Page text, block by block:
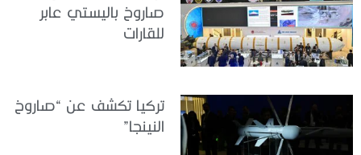
صاروخ باليستي عابر
للقارات
تركيا تكشف عن “صاروخ
النينجا”